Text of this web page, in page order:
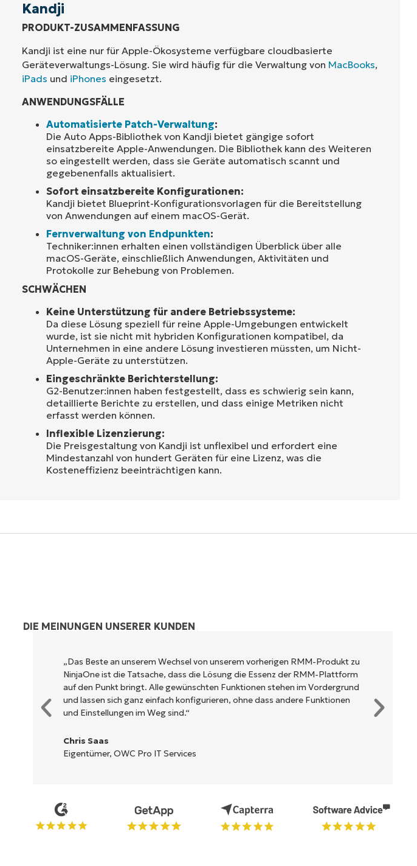
Kandji
PRODUKT-ZUSAMMENFASSUNG
Kandji ist eine nur für Apple-Ökosysteme verfügbare cloudbasierte
Geräteverwaltungs-Lösung. Sie wird häufig für die Verwaltung von MacBooks,
iPads und iPhones eingesetzt.
ANWENDUNGSFÄLLE
Automatisierte Patch-Verwaltung:
Die Auto Apps-Bibliothek von Kandji bietet gängige sofort
einsatzbereite Apple-Anwendungen. Die Bibliothek kann des Weiteren
so eingestellt werden, dass sie Geräte automatisch scannt und
gegebenenfalls aktualisiert.
Sofort einsatzbereite Konfigurationen:
Kandji bietet Blueprint-Konfigurationsvorlagen für die Bereitstellung
von Anwendungen auf einem macOS-Gerät.
Fernverwaltung von Endpunkten:
Techniker:innen erhalten einen vollständigen Überblick über alle
macOS-Geräte, einschließlich Anwendungen, Aktivitäten und
Protokolle zur Behebung von Problemen.
SCHWÄCHEN
Keine Unterstützung für andere Betriebssysteme:
Da diese Lösung speziell für reine Apple-Umgebungen entwickelt
wurde, ist sie nicht mit hybriden Konfigurationen kompatibel, da
Unternehmen in eine andere Lösung investieren müssten, um Nicht-
Apple-Geräte zu unterstützen.
Eingeschränkte Berichterstellung:
G2-Benutzer:innen haben festgestellt, dass es schwierig sein kann,
detaillierte Berichte zu erstellen, und dass einige Metriken nicht
erfasst werden können.
Inflexible Lizenzierung:
Die Preisgestaltung von Kandji ist unflexibel und erfordert eine
Mindestanzahl von hundert Geräten für eine Lizenz, was die
Kosteneffizienz beeinträchtigen kann.
DIE MEINUNGEN UNSERER KUNDEN
„Das Beste an unserem Wechsel von unserem vorherigen RMM-Produkt zu
NinjaOne ist die Tatsache, dass die Lösung die Essenz der RMM-Plattform
auf den Punkt bringt. Alle gewünschten Funktionen stehen im Vordergrund
und lassen sich ganz einfach konfigurieren, ohne dass andere Funktionen
und Einstellungen im Weg sind.“
Chris Saas
Eigentümer, OWC Pro IT Services